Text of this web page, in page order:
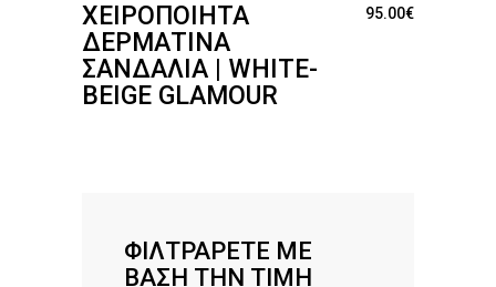
ΧΕΙΡΟΠΟΊΗΤΑ
ΔΕΡΜΆΤΙΝΑ
ΣΑΝΔΆΛΙΑ | WHITE-
BEIGE GLAMOUR
95.00€
ΦΙΛΤΡΆΡΕΤΕ ΜΕ
ΒΆΣΗ ΤΗΝ ΤΙΜΉ